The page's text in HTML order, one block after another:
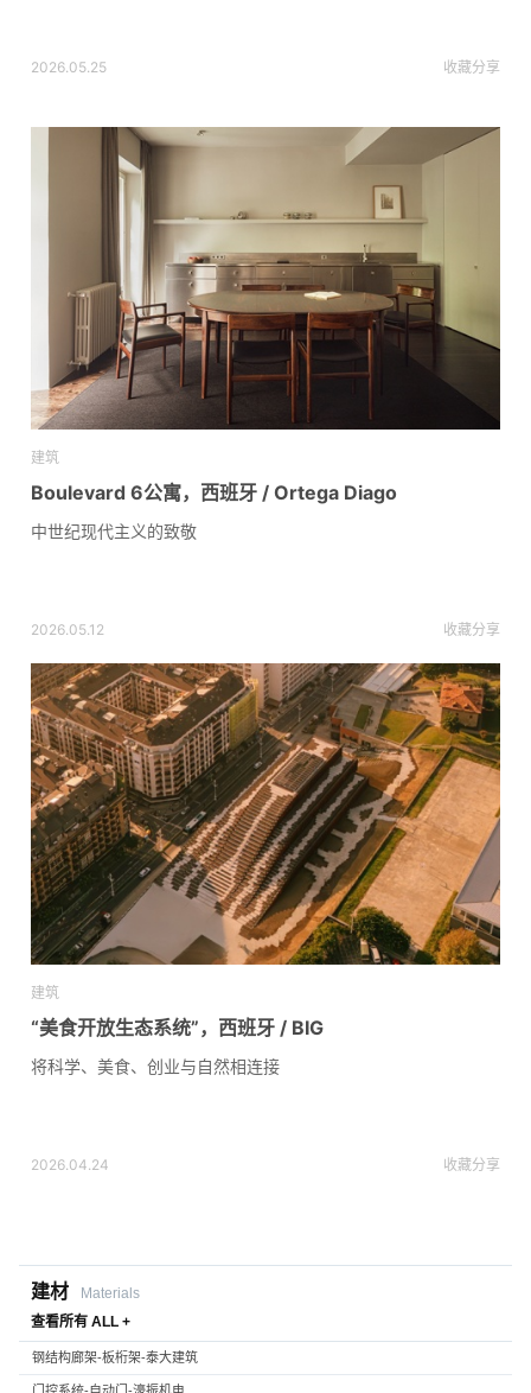
2026.05.25 收藏分享
建筑
Boulevard 6公寓，西班牙 / Ortega Diago
中世纪现代主义的致敬
2026.05.12 收藏分享
建筑
“美食开放生态系统”，西班牙 / BIG
将科学、美食、创业与自然相连接
2026.04.24 收藏分享
建材
Materials
查看所有 ALL +
钢结构廊架-板桁架-泰大建筑